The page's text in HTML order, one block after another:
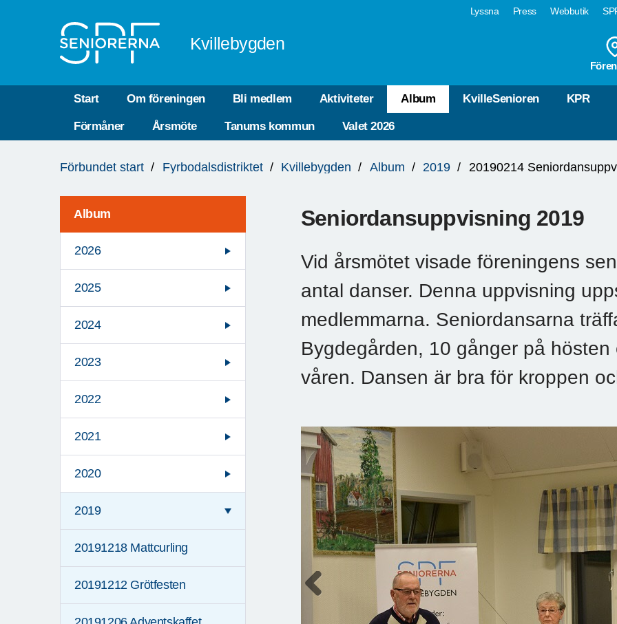
Lyssna Press Webbutik
Kvillebygden
Start Om föreningen Bli medlem Aktiviteter Album KvilleSenioren KPR
Förmåner Årsmöte Tanums kommun Valet 2026
är
Förbundet start Fyrbodalsdistriktet Kvillebygden Album 2019 20190214
Album
2026
2025
2024
2023
2022
2021
2020
2019
20191218 Mattcurling
20191212 Grötfesten
Seniordansuppvisning 2019
Vid årsmötet visade föreningens
antal danser. Denna uppvisning
medlemmarna. Seniordansarna
Bygdegården, 10 gånger på
våren. Dansen är bra för kroppen